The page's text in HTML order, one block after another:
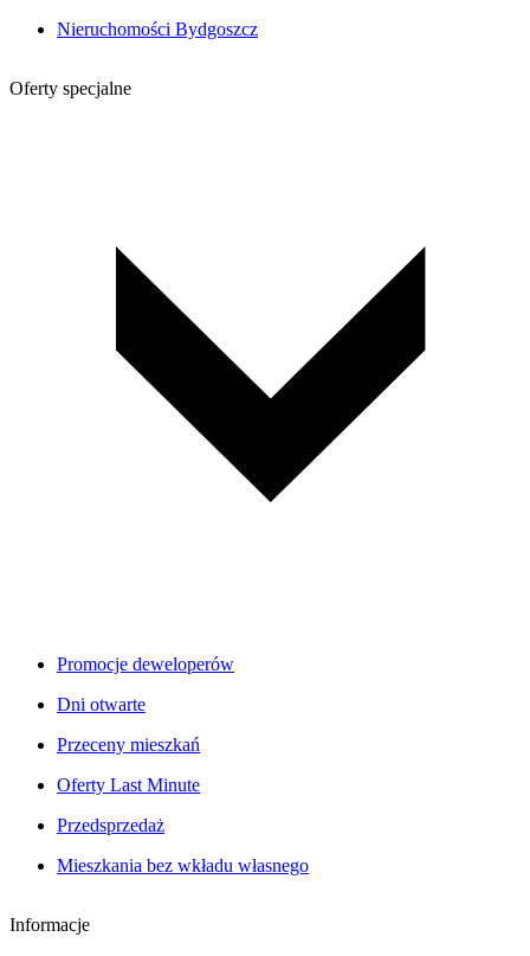
Nieruchomości Bydgoszcz
Oferty specjalne
Promocje deweloperów
Dni otwarte
Przeceny mieszkań
Oferty Last Minute
Przedsprzedaż
Mieszkania bez wkładu własnego
Informacje